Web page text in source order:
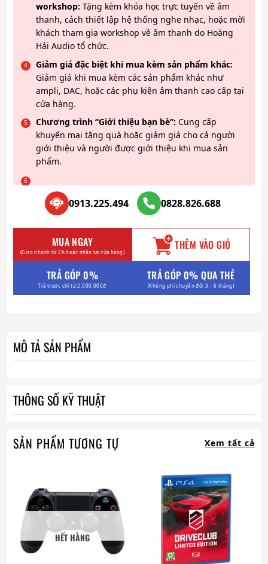
workshop: Tặng kèm khóa học trực tuyến về âm
thanh, cách thiết lập hệ thống nghe nhạc, hoặc mời
khách tham gia workshop về âm thanh do Hoàng
Hải Audio tổ chức.
Giảm giá đặc biệt khi mua kèm sản phẩm khác:
Giảm giá khi mua kèm các sản phẩm khác như
ampli, DAC, hoặc các phụ kiện âm thanh cao cấp tại
cửa hàng.
Chương trình “Giới thiệu bạn bè”: Cung cấp
khuyến mại tặng quà hoặc giảm giá cho cả người
giới thiệu và người được giới thiệu khi mua sản
phẩm.
0913.225.494 0828.826.688
MUA NGAY
(Giao nhanh từ 2h hoặc nhận tại cửa hàng) THÊM VÀO GIỎ
TRẢ GÓP 0%
Trả trước chỉ từ 2.000.000đ
TRẢ GÓP 0% QUA THẺ
(Không phí chuyển đổi 3 - 6 tháng)
MÔ TẢ SẢN PHẨM
THÔNG SỐ KỸ THUẬT
SẢN PHẨM TƯƠNG TỰ Xem tất cả
HẾT HÀNG